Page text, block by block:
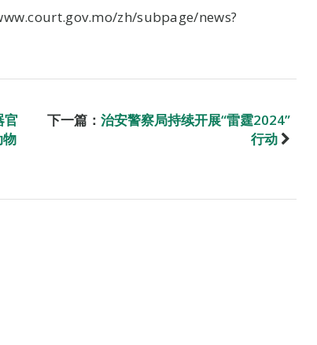
zh/subpage/news?
官
下一篇： 治安警察局持续开展“雷霆2024”
行动